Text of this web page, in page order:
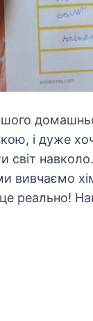
і дуже
світ
вивчаємо
це реально!